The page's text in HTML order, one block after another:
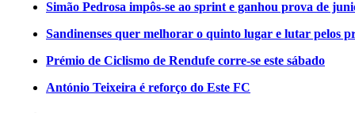
Simão Pedrosa impôs-se ao sprint e ganhou prova de
Sandinenses quer melhorar o quinto lugar e lutar pelos
Prémio de Ciclismo de Rendufe corre-se este sábado
António Teixeira é reforço do Este FC